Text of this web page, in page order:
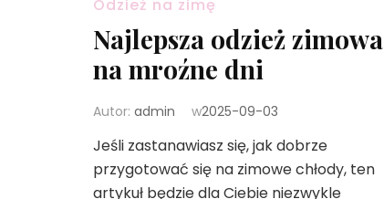
Odzież na zimę
Najlepsza odzież zimowa
na mroźne dni
Autor: admin w2025-09-03
Jeśli zastanawiasz się, jak dobrze
przygotować się na zimowe chłody, ten
artykuł będzie dla Ciebie niezwykle